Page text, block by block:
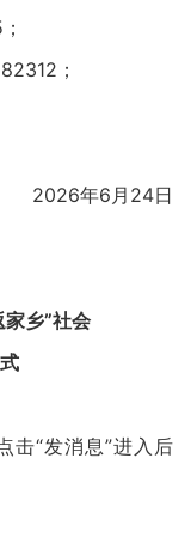
；
2026年6月24日
乡”社会
“发消息”进入后